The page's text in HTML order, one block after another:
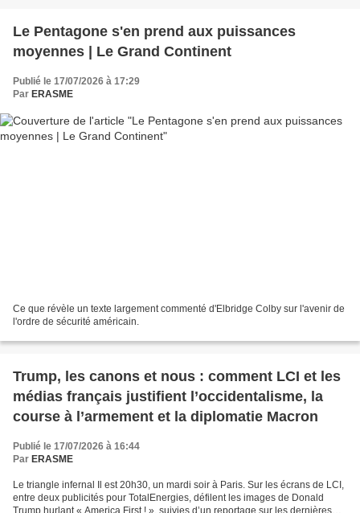
Le Pentagone s'en prend aux puissances
moyennes | Le Grand Continent
Publié le 17/07/2026 à 17:29
Par ERASME
Ce que révèle un texte largement commenté d'Elbridge Colby sur l'avenir de
l'ordre de sécurité américain.
Trump, les canons et nous : comment LCI et les
médias français justifient l’occidentalisme, la
course à l’armement et la diplomatie Macron
Publié le 17/07/2026 à 16:44
Par ERASME
Le triangle infernal Il est 20h30, un mardi soir à Paris. Sur les écrans de LCI,
entre deux publicités pour TotalEnergies, défilent les images de Donald
Trump hurlant « America First ! », suivies d’un reportage sur les dernières